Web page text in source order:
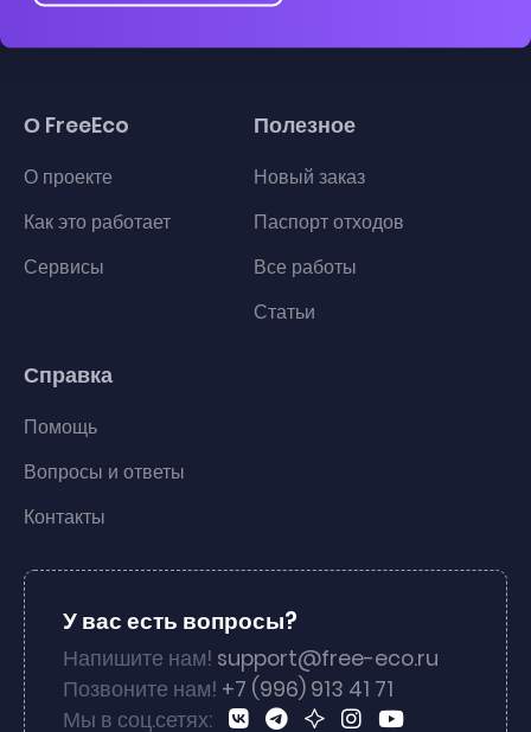
О FreeEco
О проекте
Как это работает
Сервисы
Полезное
Новый заказ
Паспорт отходов
Все работы
Статьи
Справка
Помощь
Вопросы и ответы
Контакты
У вас есть вопросы?
Напишите нам! support@free-eco.ru
Позвоните нам! +7 (996) 913 41 71
Мы в соц.сетях: